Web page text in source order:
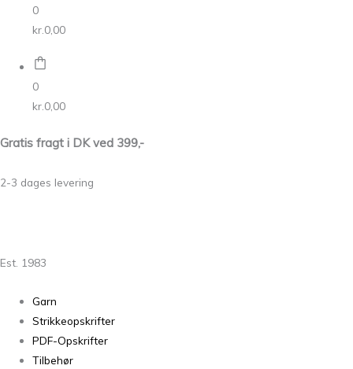
0
kr. 0,00
0
kr. 0,00
Gratis fragt i DK ved 399,-
2-3 dages levering
Est. 1983
Garn
Strikkeopskrifter
PDF-Opskrifter
Tilbehør